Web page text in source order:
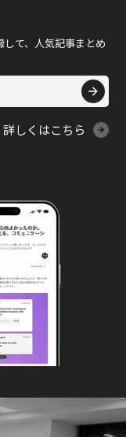
て、人気記事まとめ
詳しくはこちら